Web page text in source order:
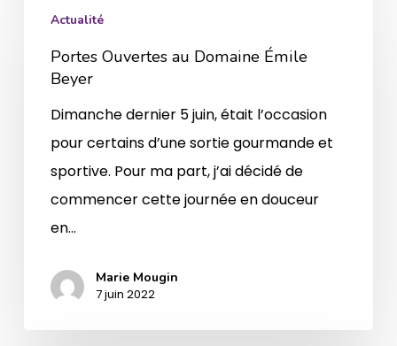
Ouvertes
Domaine
Émile
Beyer
Actualité
Portes Ouvertes au Domaine Émile
Beyer
Dimanche dernier 5 juin, était l’occasion
pour certains d’une sortie gourmande et
sportive. Pour ma part, j’ai décidé de
commencer cette journée en douceur
en…
Marie Mougin
7 juin 2022